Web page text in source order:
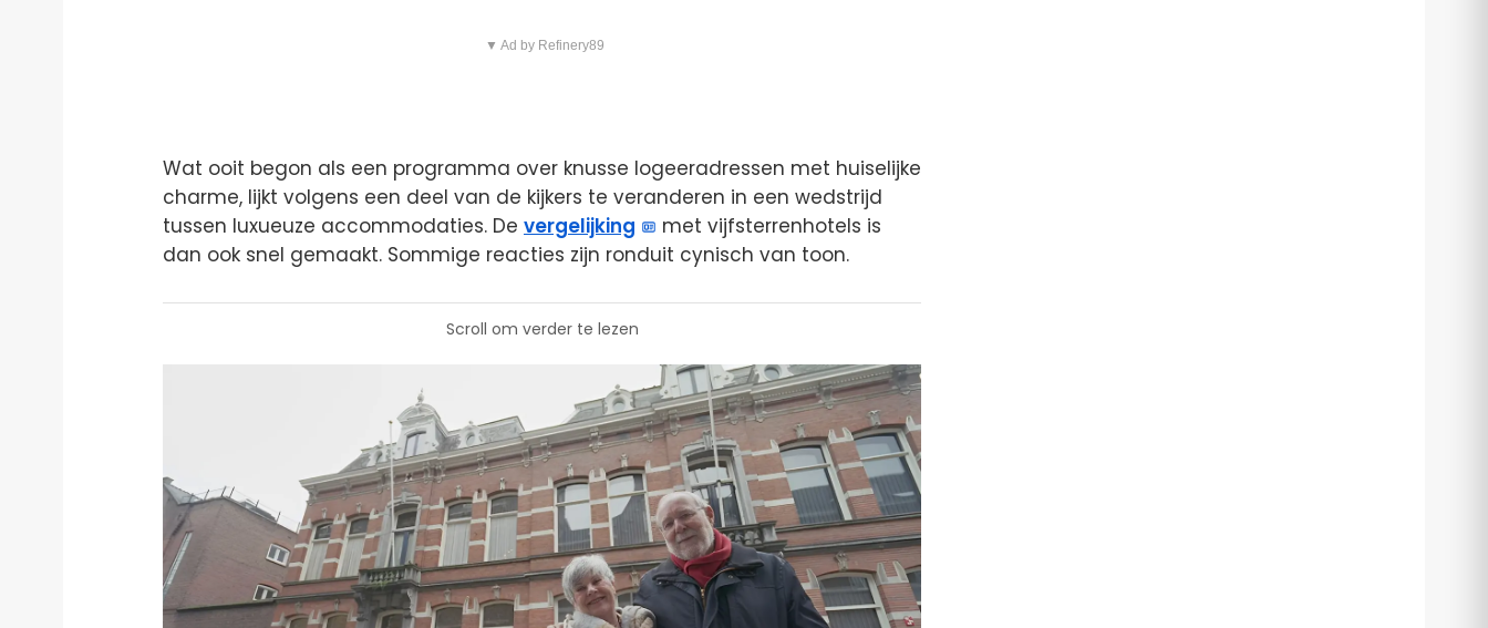
▼ Ad by Refinery89
Wat ooit begon als een programma over knusse logeeradressen met huiselijke
charme, lijkt volgens een deel van de kijkers te veranderen in een wedstrijd
tussen luxueuze accommodaties. De vergelijking
met vijfsterrenhotels is
dan ook snel gemaakt. Sommige reacties zijn ronduit cynisch van toon.
Scroll om verder te lezen